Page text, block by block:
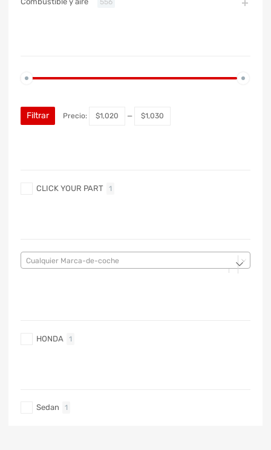
556
Filtrar Precio: $1,020 — $1,030
CLICK YOUR PART 1
Cualquier Marca-de-coche
HONDA 1
Sedan 1